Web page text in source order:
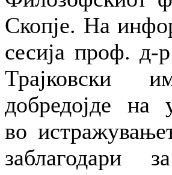
Скопје. На
сесија проф. д-
Трајковски
добредојде на
во
заблагодари